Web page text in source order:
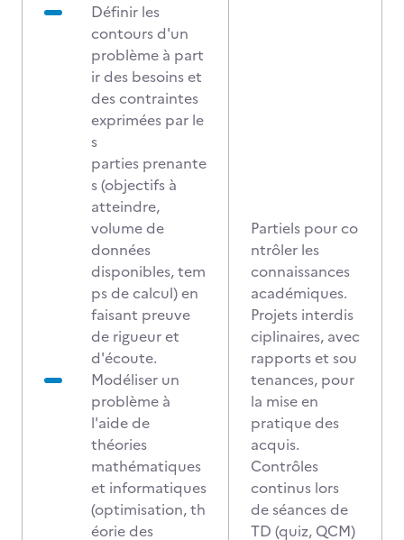
Définir les
contours d'un
problème à part
ir des besoins et
des contraintes
exprimées par le
s
parties prenante
s (objectifs à
atteindre,
volume de
données
disponibles, tem
ps de calcul) en
faisant preuve
de rigueur et
d'écoute.
Modéliser un
problème à
l'aide de
théories
mathématiques
et informatiques
(optimisation, th
éorie des
Partiels pour co
ntrôler les
connaissances
académiques.
Projets interdis
ciplinaires, avec
rapports et sou
tenances, pour
la mise en
pratique des
acquis.
Contrôles
continus lors
de séances de
TD (quiz, QCM)